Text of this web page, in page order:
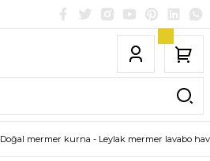
Doğal mermer kurna - Leylak mermer lavabo